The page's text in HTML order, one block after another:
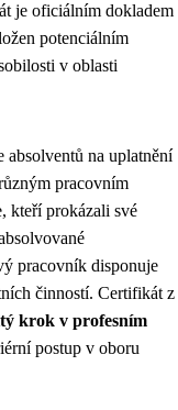
je oficiálním dokladem
potenciálním
v oblasti
absolventů na uplatnění
pracovním
kteří prokázali své
pracovník disponuje
činností. Certifikát z
krok v profesním
postup v oboru